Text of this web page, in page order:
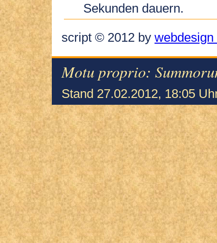
Sekunden dauern.
script © 2012 by
Motu proprio:
Stand 27.02.2012, 18:05